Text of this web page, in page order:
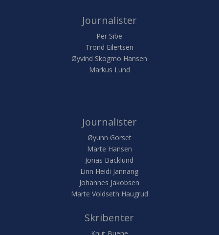
Journalister
Per Sibe
Trond Eilertsen
Øyvind Skogmo Hansen
Markus Lund
Journalister
Øyunn Gorset
Marte Hansen
Jonas Bäcklund
Linn Heidi Jannang
Johannes Jakobsen
Marte Voldseth Haugrud
Skribenter
Knut Buene